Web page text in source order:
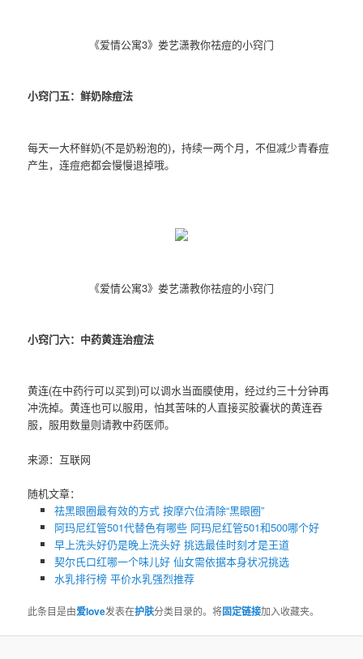
《爱情公寓3》娄艺潇教你祛痘的小窍门
小窍门五：鲜奶除痘法
每天一大杯鲜奶(不是奶粉泡的)，持续一两个月，不但减少青春痘
产生，连痘疤都会慢慢退掉哦。
《爱情公寓3》娄艺潇教你祛痘的小窍门
小窍门六：中药黄连治痘法
黄连(在中药行可以买到)可以调水当面膜使用，经过约三十分钟再
冲洗掉。黄连也可以服用，怕其苦味的人直接买胶囊状的黄连吞
服，服用数量则请教中药医师。
来源：互联网
随机文章：
祛黑眼圈最有效的方式 按摩穴位清除“黑眼圈”
阿玛尼红管501代替色有哪些​ 阿玛尼红管501和500哪个好
早上洗头好仍是晚上洗头好 挑选最佳时刻才是王道
契尔氏口红哪一个味儿好 仙女需依据本身状况挑选
水乳排行榜 平价水乳强烈推荐
此条目是由爱love发表在护肤分类目录的。将固定链接加入收藏夹。